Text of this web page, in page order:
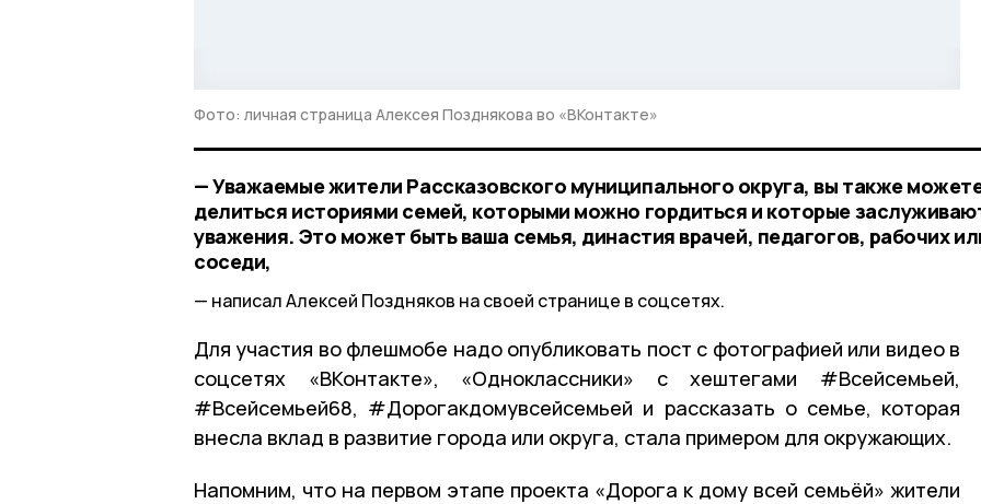
Фото: личная страница Алексея Позднякова во «ВКонтакте»
— Уважаемые жители Рассказовского муниципального округа, вы также
делиться историями семей, которыми можно гордиться и которые
уважения. Это может быть ваша семья, династия врачей, педагогов, рабочих
соседи,
написал Алексей Поздняков на своей странице в соцсетях.
Для участия во флешмобе надо опубликовать пост с фотографией или видео в
соцсетях «ВКонтакте», «Одноклассники» с хештегами #Всейсемьей,
#Всейсемьей68, #Дорогакдомувсейсемьей и рассказать о семье, которая
внесла вклад в развитие города или округа, стала примером для окружающих.
Напомним, что на первом этапе проекта «Дорога к дому всей семьёй» жители